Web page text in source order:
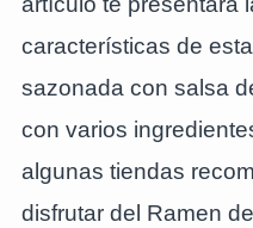
características de
sazonada con salsa
con varios
algunas tiendas
disfrutar del Ramen